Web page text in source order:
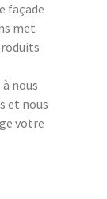
façade
met
nous
et nous
votre